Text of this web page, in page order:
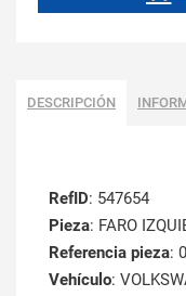
DESCRIPCIÓN
RefID: 547654
Pieza: FARO
Referencia pieza:
Vehículo: